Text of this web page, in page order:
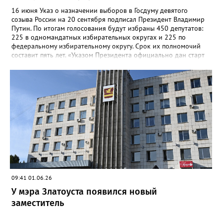
16 июня Указ о назначении выборов в Госдуму девятого
созыва России на 20 сентября подписал Президент Владимир
Путин. По итогам голосования будут избраны 450 депутатов:
225 в одномандатных избирательных округах и 225 по
федеральному избирательному округу. Срок их полномочий
составит пять лет. «Указом Президента официально дан старт
Государственной Думы девятого созыва. Таким образом, с
сегодняшнего дня начинаются избирательные действия по
подготовке и проведению этих выборов», – сообщила
председатель ЦИК Элла Памфилова. Ранее она предупредила,
что Центризбирком может принять решение о проведении
трёхдневного голосования. И призвала жителей страны «не
роптать», если в эти дни будет органичен мобильный
интернет.
09:41 01.06.26
У мэра Златоуста появился новый
заместитель